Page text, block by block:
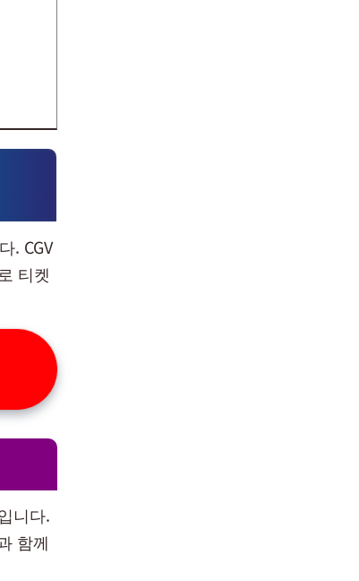
. CGV
티켓
니다.
함께